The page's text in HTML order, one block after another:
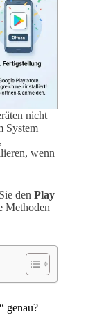
nicht
System
wenn
den Play
Methoden
genau?